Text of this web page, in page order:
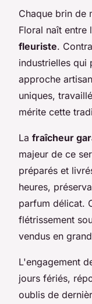
Chaque brin de
Floral naît entre
fleuriste.
industrielles qui
approche
uniques,
mérite cette
La fraîcheur
majeur de ce
préparés et
heures,
parfum délicat.
flétrissement
vendus en
L'engagement
jours fériés,
oublis de